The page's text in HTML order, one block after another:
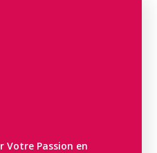
Passion en